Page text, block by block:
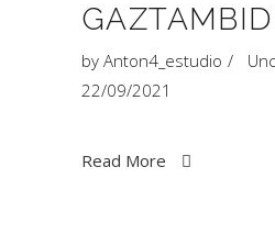
by Anton4_estudio
22/09/2021
Read More